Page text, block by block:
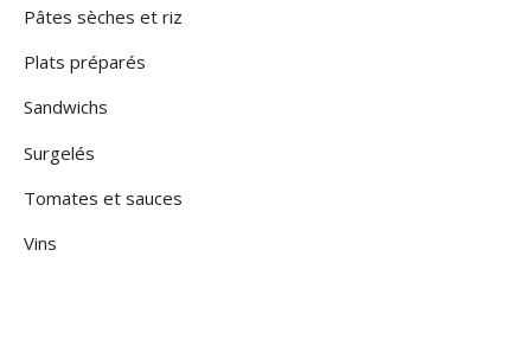
Pâtes sèches et riz
Plats préparés
Sandwichs
Surgelés
Tomates et sauces
Vins